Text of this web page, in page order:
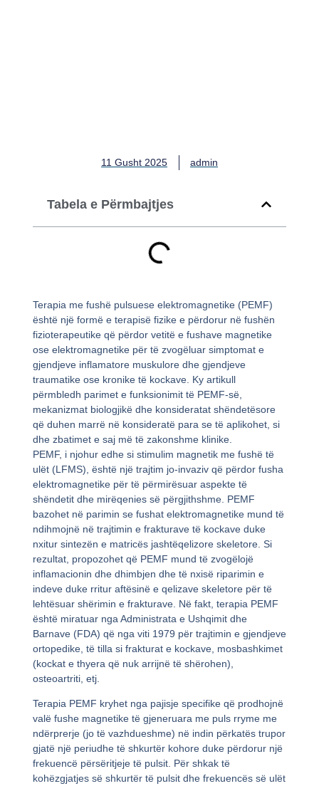
11 Gusht 2025 admin
Terapia me fushë pulsuese elektromagnetike (PEMF)
është një formë e terapisë fizike e përdorur në fushën
fizioterapeutike që përdor vetitë e fushave magnetike
ose elektromagnetike për të zvogëluar simptomat e
gjendjeve inflamatore muskulore dhe gjendjeve
traumatike ose kronike të kockave. Ky artikull
përmbledh parimet e funksionimit të PEMF-së,
mekanizmat biologjikë dhe konsideratat shëndetësore
që duhen marrë në konsideratë para se të aplikohet, si
dhe zbatimet e saj më të zakonshme klinike.
PEMF, i njohur edhe si stimulim magnetik me fushë të
ulët (LFMS), është një trajtim jo-invaziv që përdor fusha
elektromagnetike për të përmirësuar aspekte të
shëndetit dhe mirëqenies së përgjithshme. PEMF
bazohet në parimin se fushat elektromagnetike mund të
ndihmojnë në trajtimin e frakturave të kockave duke
nxitur sintezën e matricës jashtëqelizore skeletore. Si
rezultat, propozohet që PEMF mund të zvogëlojë
inflamacionin dhe dhimbjen dhe të nxisë riparimin e
indeve duke rritur aftësinë e qelizave skeletore për të
lehtësuar shërimin e frakturave. Në fakt, terapia PEMF
është miratuar nga Administrata e Ushqimit dhe
Barnave (FDA) që nga viti 1979 për trajtimin e gjendjeve
ortopedike, të tilla si frakturat e kockave, mosbashkimet
(kockat e thyera që nuk arrijnë të shërohen),
osteoartriti, etj.
Terapia PEMF kryhet nga pajisje specifike që prodhojnë
valë fushe magnetike të gjeneruara me puls rryme me
ndërprerje (jo të vazhdueshme) në indin përkatës trupor
gjatë një periudhe të shkurtër kohore duke përdorur një
frekuencë përsëritjeje të pulsit. Për shkak të
kohëzgjatjes së shkurtër të pulsit dhe frekuencës së ulët
Tabela e Përmbajtjes